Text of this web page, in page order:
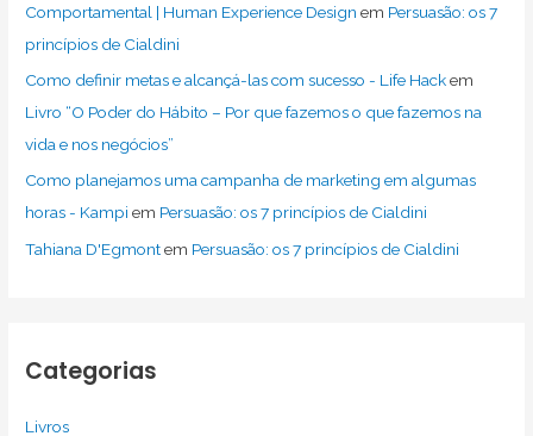
Comportamental | Human Experience Design em Persuasão: os 7
princípios de Cialdini
Como definir metas e alcançá-las com sucesso - Life Hackem
Livro “O Poder do Hábito – Por que fazemos o que fazemos na
vida e nos negócios”
Como planejamos uma campanha de marketing em algumas
horas - Kampi em Persuasão: os 7 princípios de Cialdini
Tahiana D'Egmontem Persuasão: os 7 princípios de Cialdini
Categorias
Livros